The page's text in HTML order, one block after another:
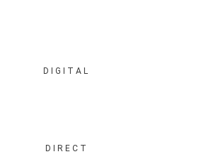
DIGITAL
DIRECT